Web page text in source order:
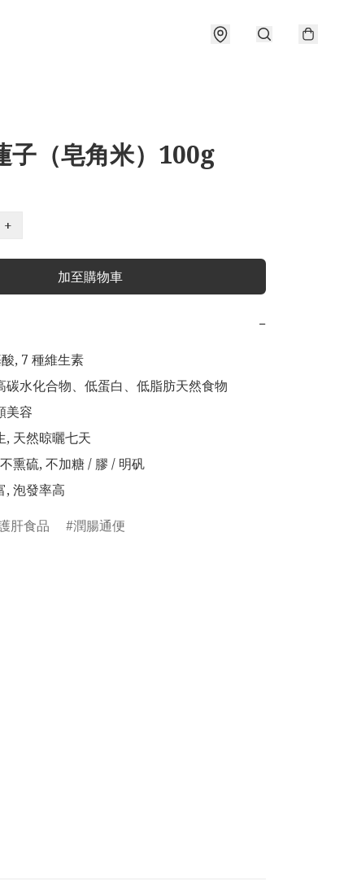
子（皂角米）100g
+
加至購物車
−
, 7 種維生素
碳水化合物、低蛋白、低脂肪天然食物
美容
, 天然晾曬七天
熏硫, 不加糖 / 膠 / 明矾
, 泡發率高
肝食品 潤腸通便